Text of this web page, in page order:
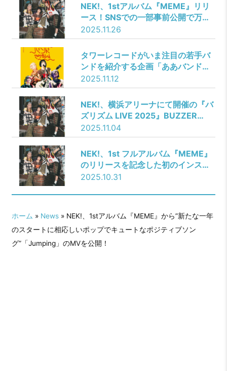
NEK!、1stアルバム『MEME』リリ
ース！SNSでの一部事前公開で万バ
ズを記録した“「#ネキミーム」とし
て世界に拡散される”願いを込めた10
曲を収録！さらに、新たな配信キャ
ンペーンもスタート！
2025.11.26
タワーレコードがいま注目の若手バ
ンドを紹介する企画「ああバンドや
りたい！」第13弾はNEK!コラボ
2025.11.12
NEK!、横浜アリーナにて開催の『バ
ズリズム LIVE 2025』BUZZER
STAGE に出演、11月19日に1st フル
アルバム『MEME』からリード曲
「GiMMiCK」の先行配信を発表！さ
らに、2026年開催の全国ツアーのオ
フィシャル先行スタート！
2025.11.04
NEK!、1st フルアルバム『MEME』
のリリースを記念した初のインスト
アアコースティックライブ&CDサイ
ース記念ワンマンライブのチケット
2025.10.31
ホーム » News» NEK!、1stアルバム『MEME』から”新たな一年
のスタートに相応しいポップでキュートなポジティブソン
グ”「Jumping」のMVを公開！